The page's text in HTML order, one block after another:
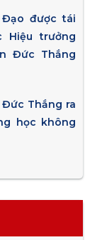
Đạo được tái
Hiệu trưởng
Đức Thắng
Thắng ra
học không